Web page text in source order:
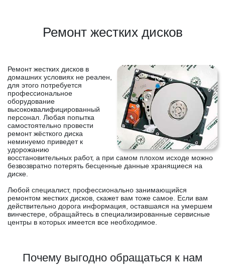
Ремонт жестких дисков
Ремонт жестких дисков в
домашних условиях не реален,
для этого потребуется
профессиональное
оборудование
высококвалифицированный
персонал. Любая попытка
самостоятельно провести
ремонт жёсткого диска
неминуемо приведет к
удорожанию
восстановительных работ, а при самом плохом исходе можно
безвозвратно потерять бесценные данные хранящиеся на
диске.
Любой специалист, профессионально занимающийся
ремонтом жестких дисков, скажет вам тоже самое. Если вам
действительно дорога информация, оставшаяся на умершем
винчестере, обращайтесь в специализированные сервисные
центры в которых имеется все необходимое.
Почему выгодно обращаться к нам